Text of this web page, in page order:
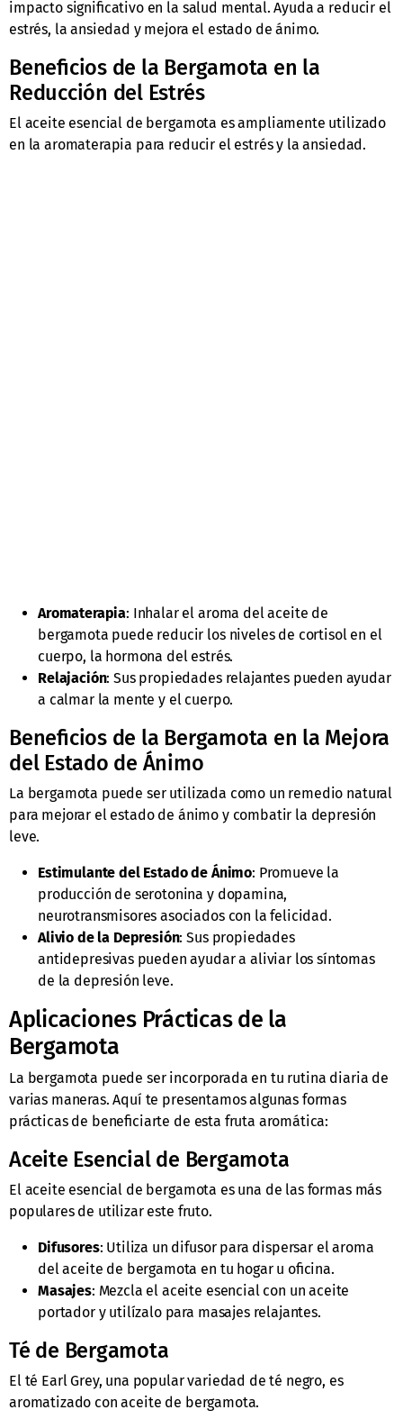
impacto significativo en la salud mental. Ayuda a reducir el
estrés, la ansiedad y mejora el estado de ánimo.
Beneficios de la Bergamota en la
Reducción del Estrés
El aceite esencial de bergamota es ampliamente utilizado
en la aromaterapia para reducir el estrés y la ansiedad.
Aromaterapia: Inhalar el aroma del aceite de
bergamota puede reducir los niveles de cortisol en el
cuerpo, la hormona del estrés.
Relajación: Sus propiedades relajantes pueden ayudar
a calmar la mente y el cuerpo.
Beneficios de la Bergamota en la Mejora
del Estado de Ánimo
La bergamota puede ser utilizada como un remedio natural
para mejorar el estado de ánimo y combatir la depresión
leve.
Estimulante del Estado de Ánimo: Promueve la
producción de serotonina y dopamina,
neurotransmisores asociados con la felicidad.
Alivio de la Depresión: Sus propiedades
antidepresivas pueden ayudar a aliviar los síntomas
de la depresión leve.
Aplicaciones Prácticas de la
Bergamota
La bergamota puede ser incorporada en tu rutina diaria de
varias maneras. Aquí te presentamos algunas formas
prácticas de beneficiarte de esta fruta aromática:
Aceite Esencial de Bergamota
El aceite esencial de bergamota es una de las formas más
populares de utilizar este fruto.
Difusores: Utiliza un difusor para dispersar el aroma
del aceite de bergamota en tu hogar u oficina.
Masajes: Mezcla el aceite esencial con un aceite
portador y utilízalo para masajes relajantes.
Té de Bergamota
El té Earl Grey, una popular variedad de té negro, es
aromatizado con aceite de bergamota.